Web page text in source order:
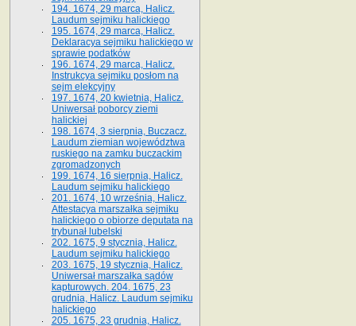
194. 1674, 29 marca, Halicz.
Laudum sejmiku halickiego
195. 1674, 29 marca, Halicz.
Deklaracya sejmiku halickiego w
sprawie podatków
196. 1674, 29 marca, Halicz.
Instrukcya sejmiku posłom na
sejm elekcyjny
197. 1674, 20 kwietnia, Halicz.
Uniwersał poborcy ziemi
halickiej
198. 1674, 3 sierpnia, Buczacz.
Laudum ziemian województwa
ruskiego na zamku buczackim
zgromadzonych
199. 1674, 16 sierpnia, Halicz.
Laudum sejmiku halickiego
201. 1674, 10 września, Halicz.
Attestacya marszałka sejmiku
halickiego o obiorze deputata na
trybunał lubelski
202. 1675, 9 stycznia, Halicz.
Laudum sejmiku halickiego
203. 1675, 19 stycznia, Halicz.
Uniwersał marszałka sądów
kapturowych. 204. 1675, 23
grudnia, Halicz. Laudum sejmiku
halickiego
205. 1675, 23 grudnia, Halicz.